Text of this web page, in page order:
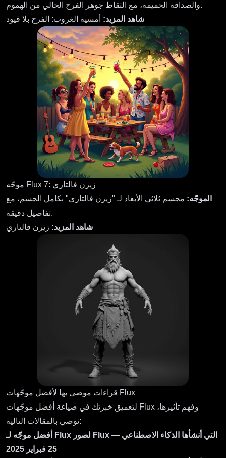
والصداقة الحميمة، مع التقاط جوهر الفرح الخالي من الهموم.
شاهد المزيد: أمسية الغروب: الفرح بلا قيود
موجّه Flux 7: زيرن فالتاري
الموجّه: مجسم ثلاثي الأبعاد لـ "زيرن فالتاري" بكامل الجسم، مع
تفاصيل دقيقة.
شاهد المزيد: زيرن فالتاري
قراءات موصى بها لأفضل موجّهات Flux
لتعميق خبرتك في صياغة أفضل موجّهات Flux وفهم تأثيرها،
نوصي بالمقالات التالية:
أفضل موجّه لـ Flux لصور Flux التي أنشأها الذكاء الاصطناعي —
25 فبراير 2025